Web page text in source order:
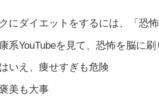
にダイエットをするには、「恐
系YouTubeを見て、恐怖を脳に刷
いえ、痩せすぎも危険
美も大事